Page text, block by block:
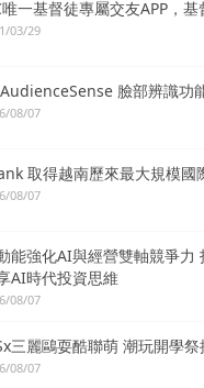
唯一基督徒專屬交友APP，
03/29
臉部辨識功
08/07
取得越南歷來最大規模國
08/07
能強化AI與經營雙軸競爭力
AI時代投資思維
08/07
三麗鷗耍酷聯萌 潮玩開學祭
08/07